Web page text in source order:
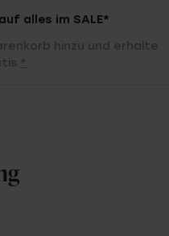
alles im SALE*
hinzu und erhalte
*